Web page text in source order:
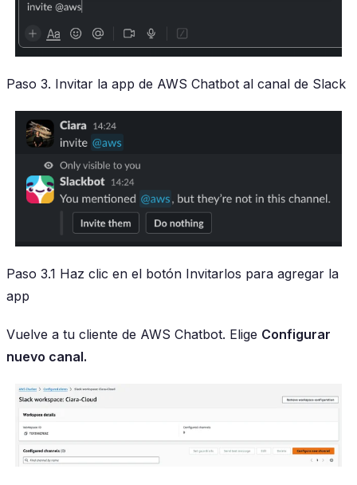
Paso 3. Invitar la app de AWS Chatbot al canal de Slack
Paso 3.1 Haz clic en el botón Invitarlos para agregar la
app
Vuelve a tu cliente de AWS Chatbot. Elige Configurar
nuevo canal.